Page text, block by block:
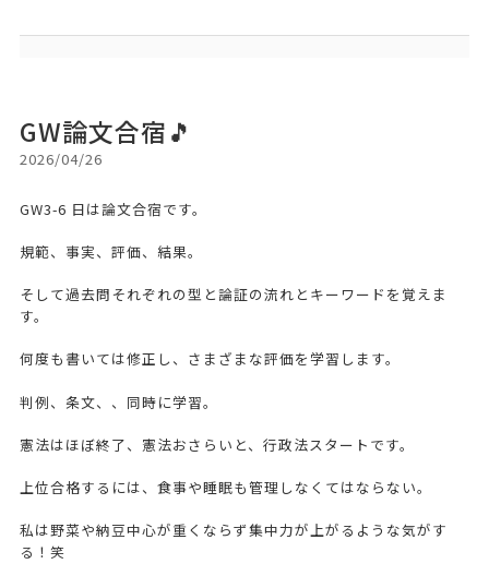
GW論文合宿🎵
2026/04/26
GW3-6 日は論文合宿です。
規範、事実、評価、結果。
そして過去問それぞれの型と論証の流れとキーワードを覚えま
す。
何度も書いては修正し、さまざまな評価を学習します。
判例、条文、、同時に学習。
憲法はほぼ終了、憲法おさらいと、行政法スタートです。
上位合格するには、食事や睡眠も管理しなくてはならない。
私は野菜や納豆中心が重くならず集中力が上がるような気がす
る！笑